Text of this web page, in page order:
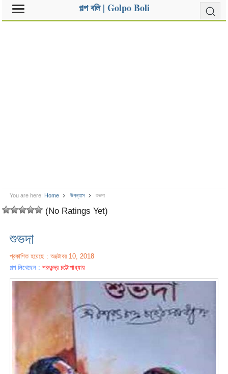
গল্প বলি | Golpo Boli
You are here: Home উপন্যাস শুভদা
(No Ratings Yet)
শুভদা
প্রকাশিত হয়েছে : অক্টোবর 10, 2018
গল্প লিখেছেন :শরৎচন্দ্র চট্টোপাধ্যায়